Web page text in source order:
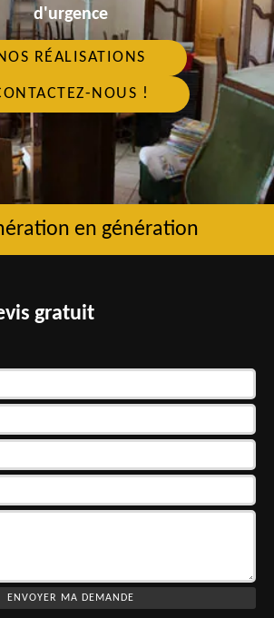
d'urgence
RÉALISATIONS
NOUS !
en génération
gratuit